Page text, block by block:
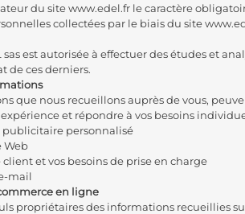
du site www.edel.fr le caractère
collectées par le biais du site
est autorisée à effectuer des études et
de ces derniers.
que nous recueillons auprès de vous,
et répondre à vos besoins
publicitaire personnalisé
Web
client et vos besoins de prise en charge
mail
en ligne
propriétaires des informations recueillies